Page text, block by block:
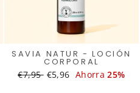
SAVIA NATUR - LOCIÓN
CORPORAL
Translation
€7,95 Translation
€5,96 Ahorra25%